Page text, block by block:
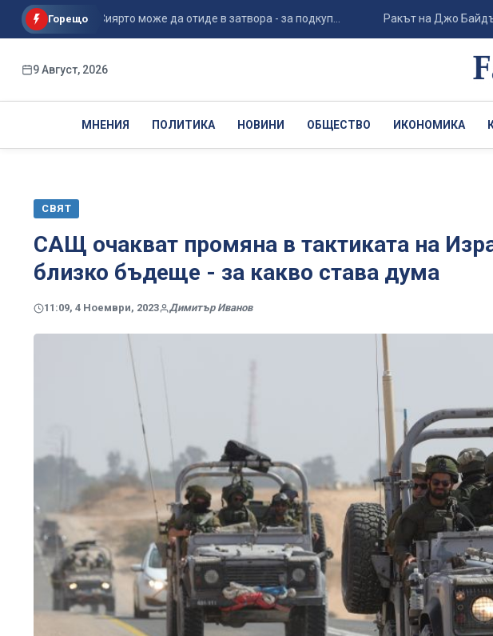
Горещо
Сиярто може да отиде в затвора - за подкуп... Ракът на Джо Байдън
9 Август, 2026
МНЕНИЯ ПОЛИТИКА НОВИНИ ОБЩЕСТВО ИКОНОМИКА
СВЯТ
САЩ очакват промяна в тактиката на
близко бъдеще - за какво става дума
11:09, 4 Ноември, 2023 Димитър Иванов